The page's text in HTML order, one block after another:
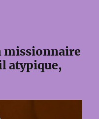
missionnaire
atypique,